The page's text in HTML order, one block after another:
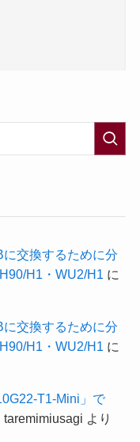
交換するために分
H1・WU2/H1 に
交換するために分
H1・WU2/H1 に
T1-Mini」で
taremimiusagi より